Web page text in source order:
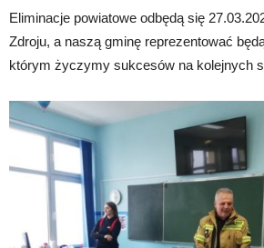
Eliminacje powiatowe odbędą się
Zdroju, a naszą gminę reprezentować
którym życzymy sukcesów na kolejnych